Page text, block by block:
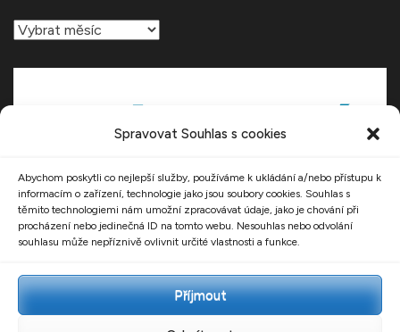
Spravovat Souhlas s cookies
Abychom poskytli co nejlepší služby, používáme k ukládání a/nebo přístupu k
informacím o zařízení, technologie jako jsou soubory cookies. Souhlas s
těmito technologiemi nám umožní zpracovávat údaje, jako je chování při
procházení nebo jedinečná ID na tomto webu. Nesouhlas nebo odvolání
souhlasu může nepříznivě ovlivnit určité vlastnosti a funkce.
Příjmout
Archiv